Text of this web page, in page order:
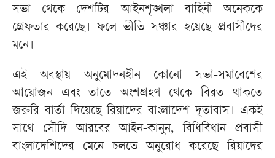
সভা থেকে দেশটির আইনশৃঙ্খলা বাহিনী অনেককে
গ্রেফতার করেছে। ফলে ভীতি সঞ্চার হয়েছে প্রবাসীদের
মনে।
এই অবস্থায় অনুমোদনহীন কোনো সভা-সমাবেশের
আয়োজন এবং তাতে অংশগ্রহণ থেকে বিরত থাকতে
জরুরি বার্তা দিয়েছে রিয়াদের বাংলাদেশ দূতাবাস। একই
সাথে সৌদি আরবের আইন-কানুন, বিধিবিধান প্রবাসী
বাংলাদেশিদের মেনে চলতে অনুরোধ করেছে রিয়াদের